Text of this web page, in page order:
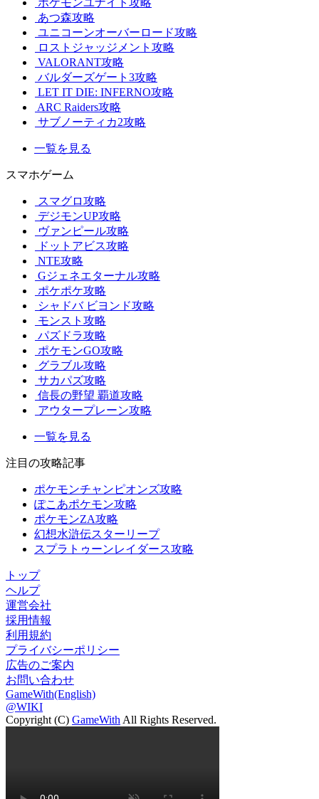
あつ森攻略
ユニコーンオーバーロード攻略
ロストジャッジメント攻略
VALORANT攻略
バルダーズゲート3攻略
LET IT DIE: INFERNO攻略
ARC Raiders攻略
サブノーティカ2攻略
一覧を見る
スマホゲーム
スマグロ攻略
デジモンUP攻略
ヴァンピール攻略
ドットアビス攻略
NTE攻略
Gジェネエターナル攻略
ポケポケ攻略
シャドバ ビヨンド攻略
モンスト攻略
パズドラ攻略
ポケモンGO攻略
グラブル攻略
サカパズ攻略
信長の野望 覇道攻略
アウタープレーン攻略
一覧を見る
注目の攻略記事
ポケモンチャンピオンズ攻略
ぽこあポケモン攻略
ポケモンZA攻略
幻想水滸伝スターリープ
スプラトゥーンレイダース攻略
トップ
ヘルプ
運営会社
採用情報
利用規約
プライバシーポリシー
広告のご案内
お問い合わせ
GameWith(English)
@WIKI
Copyright (C) GameWith All Rights Reserved.